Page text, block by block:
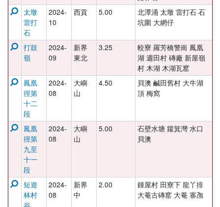
太墩
雷打
石
2024-
10
西貢 5.00
北潭涌 太墩 雷打石 石
坑圍 大網仔
打鼓
嶺
2024-
09
新界
東北
3.25
較寮 羅芳橋警崗 鳳凰
湖 週田村 磚廠 新屋嶺
村 木湖 木湖瓦窰
鳳凰
徑第
十二
段
2024-
08
大嶼
山
4.50
貝澳 鹹田舊村 大牛湖
頂 梅窩
鳳凰
徑第
九至
十一
段
2024-
08
大嶼
山
5.00
石壁水塘 籮箕灣 水口
貝澳
短遊
林村
谷
2024-
08
新界
中
2.00
鍾屋村 田寮下 龍丫排
大菴古磚窰 大菴 寨乪